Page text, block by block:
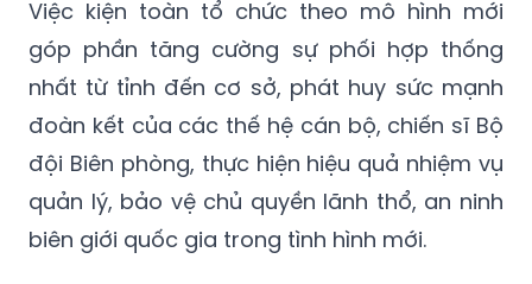
Việc kiện toàn tổ chức theo mô hình mới
góp phần tăng cường sự phối hợp thống
nhất từ tỉnh đến cơ sở, phát huy sức mạnh
đoàn kết của các thế hệ cán bộ, chiến sĩ Bộ
đội Biên phòng, thực hiện hiệu quả nhiệm vụ
quản lý, bảo vệ chủ quyền lãnh thổ, an ninh
biên giới quốc gia trong tình hình mới.